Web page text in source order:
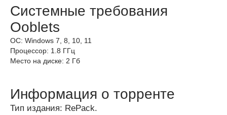
Системные требования
Ooblets
ОС: Windows 7, 8, 10, 11
Процессор: 1.8 ГГц
Место на диске: 2 Гб
Информация о торренте
Тип издания: RePack.